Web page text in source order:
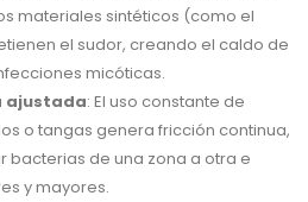
materiales sintéticos (como el
el sudor, creando el caldo de
micóticas.
ajustada: El uso constante de
o tangas genera fricción continua,
bacterias de una zona a otra e
y mayores.